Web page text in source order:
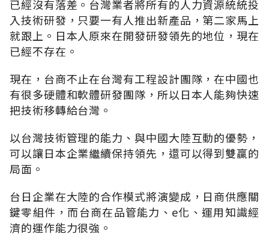
已經沒有落差。台灣業者將所有的人力資源統統投
入技術研發，只要一有人推出新產品，第二家馬上
就跟上。日本人原來在開發研發領先的地位，現在
已經不存在。
現在，台商不止在台灣有工程設計團隊，在中國也
有很多硬體和軟體研發團隊，所以日本人能夠快速
把技術移轉給台灣。
以台灣技術管理的能力、與中國大陸互動的優勢，
可以讓日本企業繼續保持領先，還可以得到雙贏的
局面。
台日企業在大陸的合作模式將演變成，日商供應關
鍵零組件，而台商在品管能力、e化、運用知識經
濟的運作能力很強。